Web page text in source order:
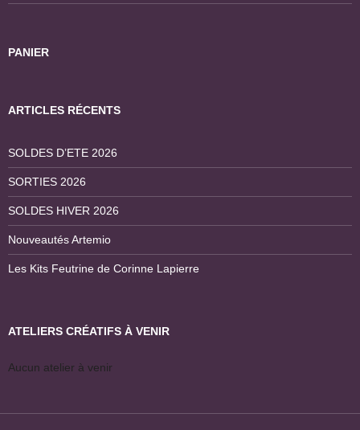
PANIER
ARTICLES RÉCENTS
SOLDES D’ETE 2026
SORTIES 2026
SOLDES HIVER 2026
Nouveautés Artemio
Les Kits Feutrine de Corinne Lapierre
ATELIERS CRÉATIFS À VENIR
Aucun atelier à venir